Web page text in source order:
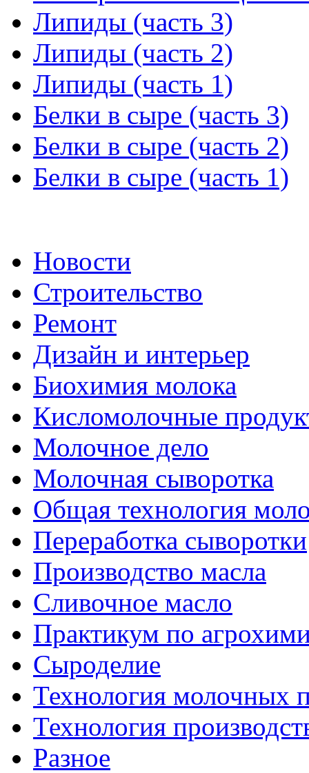
Липиды (часть 3)
Липиды (часть 2)
Липиды (часть 1)
Белки в сыре (часть 3)
Белки в сыре (часть 2)
Белки в сыре (часть 1)
Новости
Строительство
Ремонт
Дизайн и интерьер
Биохимия молока
Кисломолочные
Молочное дело
Молочная сыворотка
Общая технология
Переработка сыворотки
Производство масла
Сливочное масло
Практикум по
Сыроделие
Технология молочных
Технология
Разное